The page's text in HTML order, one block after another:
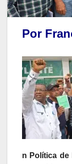
Por
n Política de